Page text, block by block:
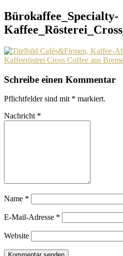
Bürokaffee_Specialty-
Schreibe einen Kommentar
Pflichtfelder sind mit * markiert.
Nachricht *
Name *
E-Mail-Adresse *
Website